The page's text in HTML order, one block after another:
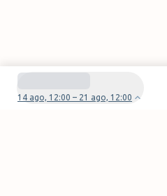
14 ago, 12:00 – 21 ago, 12:00